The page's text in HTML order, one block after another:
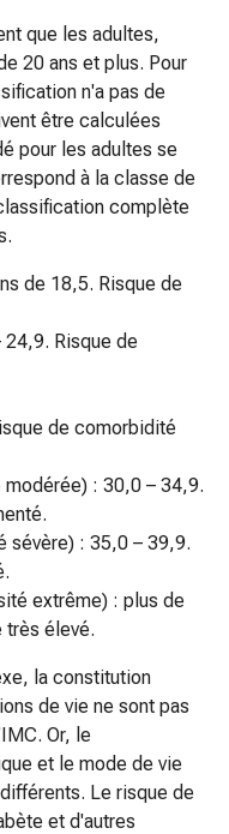
que les adultes,
20 ans et plus. Pour
n'a pas de
être calculées
pour les adultes se
à la classe de
complète
de 18,5. Risque de
Risque de
de comorbidité
: 30,0 – 34,9.
sévère) : 35,0 – 39,9.
extrême) : plus de
très élevé.
la constitution
de vie ne sont pas
Or, le
et le mode de vie
Le risque de
et d'autres